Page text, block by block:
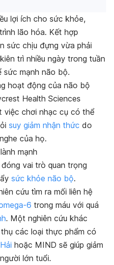
lợi ích cho sức khỏe,
lão hóa. Kết hợp
sức chịu đựng vừa phải
trì nhiều ngày trong tuần
mạnh não bộ.
hoạt động của não bộ
Health Sciences
việc chơi nhạc cụ có thể
suy giảm nhận thức do
của họ.
mạnh
vai trò quan trọng
sức khỏe não bộ.
cứu tìm ra mối liên hệ
6 trong máu với quá
. Một nghiên cứu khác
các loại thực phẩm có
hoặc MIND sẽ giúp giảm
lớn tuổi.